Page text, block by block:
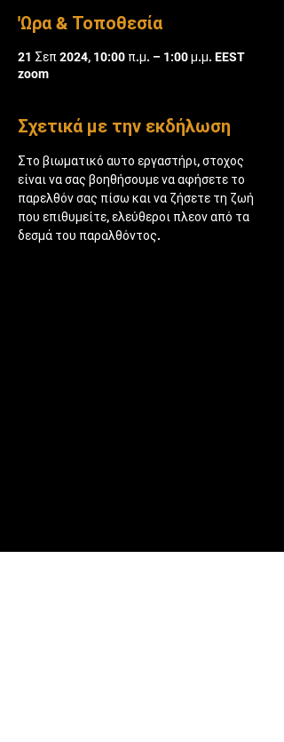
'Ωρα & Τοποθεσία
21 Σεπ 2024, 10:00 π.μ. – 1:00 μ.μ. EEST
zoom
Σχετικά με την εκδήλωση
Στο βιωματικό αυτο εργαστήρι, στοχος
είναι να σας βοηθήσουμε να αφήσετε το
παρελθόν σας πίσω και να ζήσετε τη ζωή
που επιθυμείτε, ελεύθεροι πλεον από τα
δεσμά του παραλθόντος.